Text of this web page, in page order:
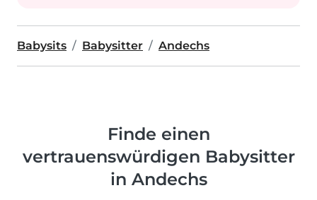
Babysits Babysitter Andechs
Finde einen
vertrauenswürdigen Babysitter
in Andechs